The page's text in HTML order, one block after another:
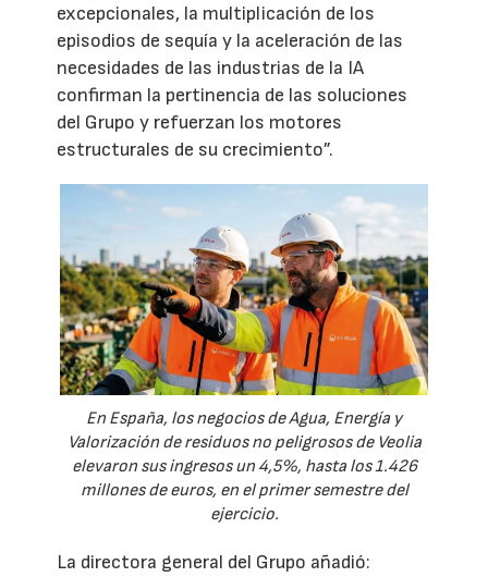
excepcionales, la multiplicación de los
episodios de sequía y la aceleración de las
necesidades de las industrias de la IA
confirman la pertinencia de las soluciones
del Grupo y refuerzan los motores
estructurales de su crecimiento”.
En España, los negocios de Agua, Energía y
Valorización de residuos no peligrosos de Veolia
elevaron sus ingresos un 4,5%, hasta los 1.426
millones de euros, en el primer semestre del
ejercicio.
La directora general del Grupo añadió: